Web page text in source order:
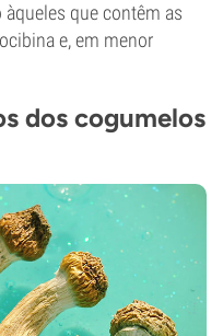
que contêm as
e, em menor
dos cogumelos